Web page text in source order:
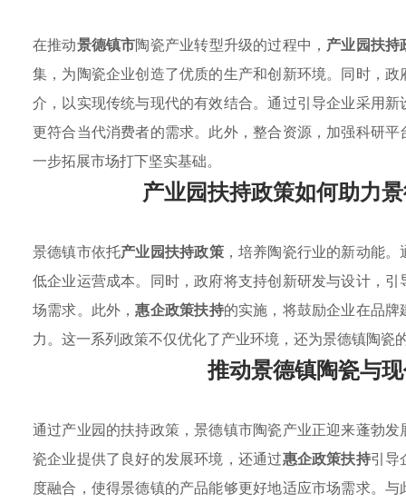
在推动景德镇市陶瓷产业转型升级的过程中， 产业园扶持
集，为陶瓷企业创造了优质的生产和创新环境。同时，
介，以实现传统与现代的有效结合。通过引导企业采用
更符合当代消费者的需求。此外，整合资源，加强科研
一步拓展市场打下坚实基础。
产业园扶持政策如何助力
景德镇市依托产业园扶持政策，培养陶瓷行业的新动能
低企业运营成本。同时，政府将支持创新研发与设计，
场需求。此外，惠企政策扶持的实施，将鼓励企业在品
力。这一系列政策不仅优化了产业环境，还为景德镇陶瓷
推动景德镇陶瓷与
通过产业园的扶持政策，景德镇市陶瓷产业正迎来蓬勃发
瓷企业提供了良好的发展环境，还通过惠企政策扶持引导
度融合，使得景德镇的产品能够更好地适应市场需求。